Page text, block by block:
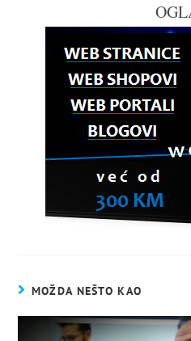
MOŽDA NEŠTO KAO